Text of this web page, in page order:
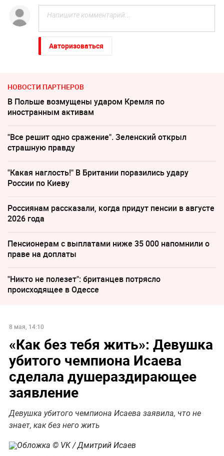
Авторизоваться
НОВОСТИ ПАРТНЕРОВ
В Польше возмущены ударом Кремля по
иностранным активам
"Все решит одно сражение". Зеленский открыл
страшную правду
"Какая наглость!" В Британии поразились удару
России по Киеву
Россиянам рассказали, когда придут пенсии в августе
2026 года
Пенсионерам с выплатами ниже 35 000 напомнили о
праве на доплаты
"Никто не полезет": британцев потрясло
происходящее в Одессе
8 мая, 14:10
«Как без тебя жить»: Девушка
убитого чемпиона Исаева
сделала душераздирающее
заявление
Девушка убитого чемпиона Исаева заявила, что не
знает, как без него жить